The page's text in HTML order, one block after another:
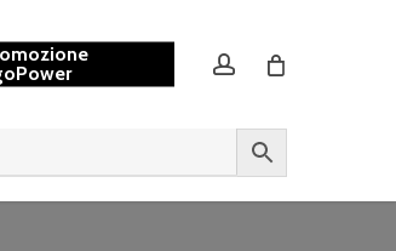
account